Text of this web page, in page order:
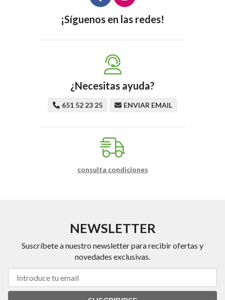
¡Síguenos en las redes!
¿Necesitas ayuda?
651 52 23 25 ENVIAR EMAIL
consulta condiciones
NEWSLETTER
Suscríbete a nuestro newsletter para recibir ofertas y
novedades exclusivas.